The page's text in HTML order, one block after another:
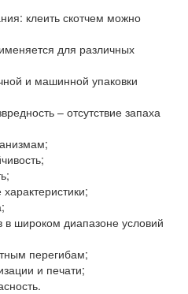
клеить скотчем можно
для различных
и машинной упаковки
– отсутствие запаха
в широком диапазоне условий
перегибам;
и печати;